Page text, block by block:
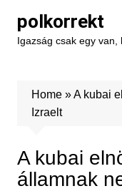
content
polkorrekt
Igazság csak egy van,
Home»A kubai
Izraelt
A kubai
államnak